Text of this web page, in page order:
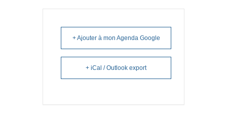
+ Ajouter à mon Agenda Google
+ iCal / Outlook export